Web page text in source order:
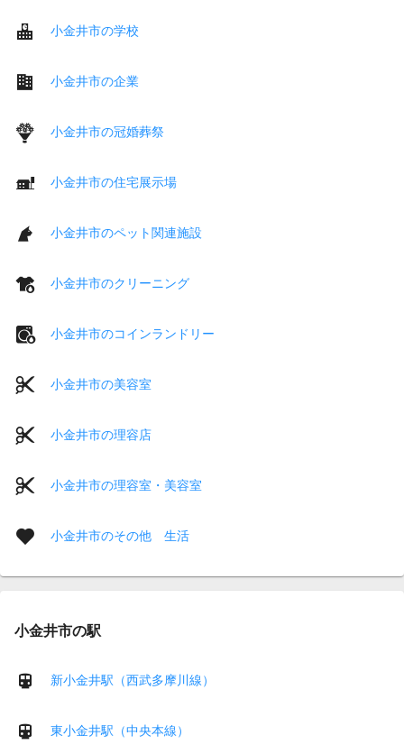
小金井市の学校
小金井市の企業
小金井市の冠婚葬祭
小金井市の住宅展示場
小金井市のペット関連施設
小金井市のクリーニング
小金井市のコインランドリー
小金井市の美容室
小金井市の理容店
小金井市の理容室・美容室
小金井市のその他 生活
小金井市の駅
新小金井駅（西武多摩川線）
東小金井駅（中央本線）